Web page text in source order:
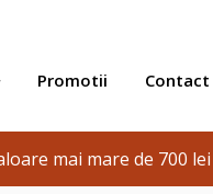
Promotii Contact
mai mare de 700